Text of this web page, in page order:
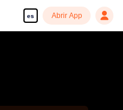
es Abrir App